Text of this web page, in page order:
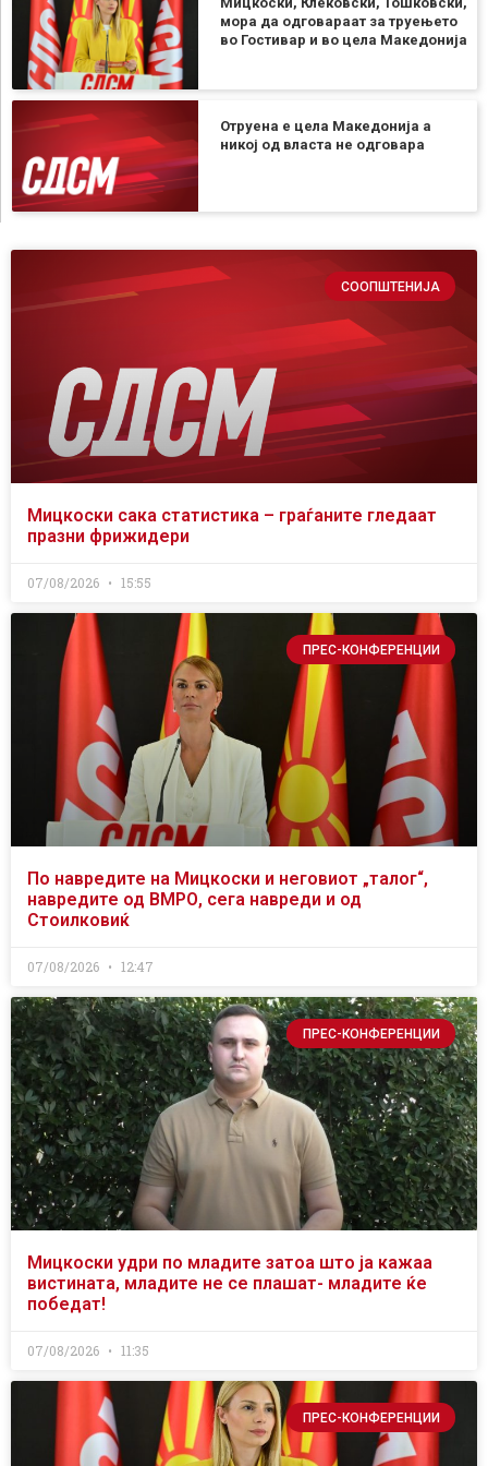
мора да одговараат за труењето
во Гостивар и во цела Македонија
Отруена е цела Македонија а
никој од власта не одговара
СООПШТЕНИЈА
Мицкоски сака статистика – граѓаните гледаат
празни фрижидери
07/08/2026 15:55
ПРЕС-КОНФЕРЕНЦИИ
По навредите на Мицкоски и неговиот „талог“,
навредите од ВМРО, сега навреди и од
Стоилковиќ
07/08/2026 12:47
ПРЕС-КОНФЕРЕНЦИИ
Мицкоски удри по младите затоа што ја кажаа
вистината, младите не се плашат- младите ќе
победат!
07/08/2026 11:35
ПРЕС-КОНФЕРЕНЦИИ